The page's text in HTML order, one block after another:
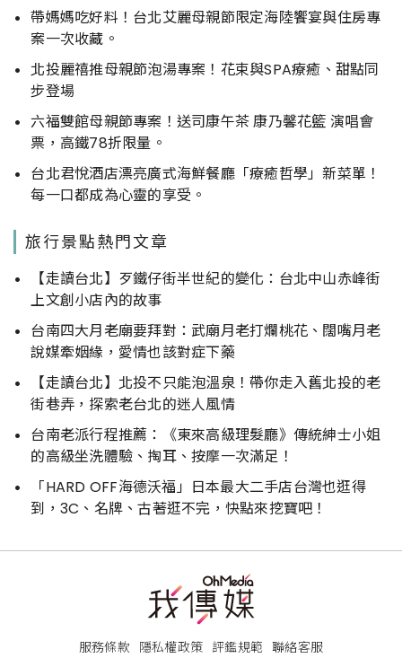
帶媽媽吃好料！台北艾麗母親節限定海陸饗宴與住房專
案一次收藏。
北投麗禧推母親節泡湯專案！花束與SPA療癒、甜點同
步登場
六福雙館母親節專案！送司康午茶 康乃馨花籃 演唱會
票，高鐵78折限量。
台北君悅酒店漂亮廣式海鮮餐廳「療癒哲學」新菜單！
每一口都成為心靈的享受。
旅行景點熱門文章
【走讀台北】歹鐵仔街半世紀的變化：台北中山赤峰街
上文創小店內的故事
台南四大月老廟要拜對：武廟月老打爛桃花、闊嘴月老
說媒牽姻緣，愛情也該對症下藥
【走讀台北】北投不只能泡溫泉！帶你走入舊北投的老
街巷弄，探索老台北的迷人風情
台南老派行程推薦：《東來高級理髮廳》傳統紳士小姐
的高級坐洗體驗、掏耳、按摩一次滿足！
「HARD OFF海德沃福」日本最大二手店台灣也逛得
到，3C、名牌、古著逛不完，快點來挖寶吧！
服務條款 隱私權政策 評鑑規範 聯絡客服